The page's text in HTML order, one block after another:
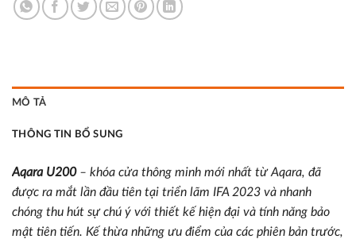
MÔ TẢ
THÔNG TIN BỔ SUNG
Aqara U200– khóa cửa thông minh mới nhất từ Aqara, đã
được ra mắt lần đầu tiên tại triển lãm IFA 2023 và nhanh
chóng thu hút sự chú ý với thiết kế hiện đại và tính năng bảo
mật tiên tiến. Kế thừa những ưu điểm của các phiên bản trước,